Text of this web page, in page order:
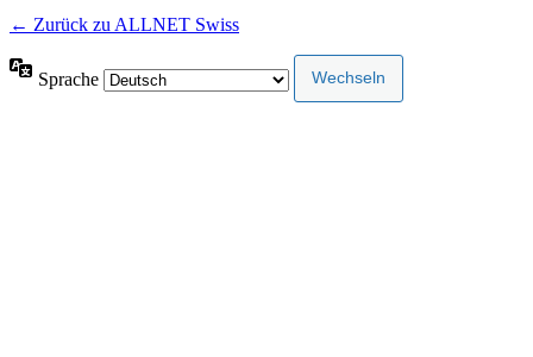
← Zurück zu ALLNET Swiss
Sprache